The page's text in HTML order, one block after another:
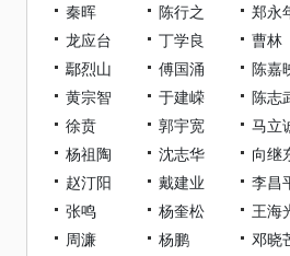
秦晖 陈行之
郑永
龙应台
丁学良
曹林
鄢烈山
傅国涌
陈嘉
黄宗智
于建嵘
陈志
徐贲
郭宇宽
马立
杨祖陶
沈志华
向继
赵汀阳
戴建业
李昌
张鸣
杨奎松
王海
周濂
杨鹏
邓晓